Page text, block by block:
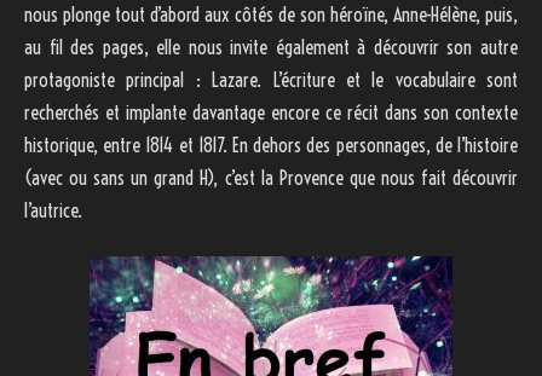
nous plonge tout d’abord aux côtés de son héroïne, Anne-Hélène, puis,
au fil des pages, elle nous invite également à découvrir son autre
protagoniste principal : Lazare. L’écriture et le vocabulaire sont
recherchés et implante davantage encore ce récit dans son contexte
historique, entre 1814 et 1817. En dehors des personnages, de l’histoire
(avec ou sans un grand H), c’est la Provence que nous fait découvrir
l’autrice.